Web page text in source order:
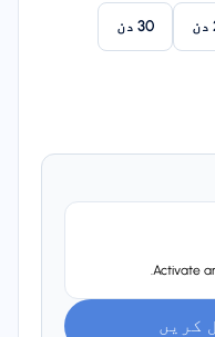
30 دن
Activate
کریں